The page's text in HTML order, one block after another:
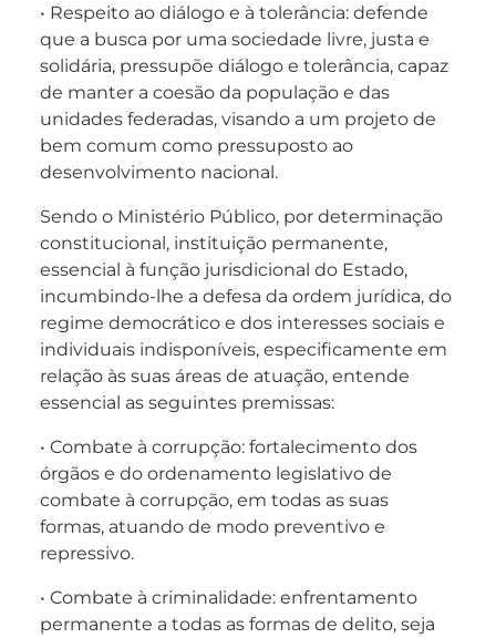
• Respeito ao diálogo e à tolerância: defende
que a busca por uma sociedade livre, justa e
solidária, pressupõe diálogo e tolerância, capaz
de manter a coesão da população e das
unidades federadas, visando a um projeto de
bem comum como pressuposto ao
desenvolvimento nacional.
Sendo o Ministério Público, por determinação
constitucional, instituição permanente,
essencial à função jurisdicional do Estado,
incumbindo-lhe a defesa da ordem jurídica, do
regime democrático e dos interesses sociais e
individuais indisponíveis, especificamente em
relação às suas áreas de atuação, entende
essencial as seguintes premissas:
• Combate à corrupção: fortalecimento dos
órgãos e do ordenamento legislativo de
combate à corrupção, em todas as suas
formas, atuando de modo preventivo e
repressivo.
• Combate à criminalidade: enfrentamento
permanente a todas as formas de delito, seja